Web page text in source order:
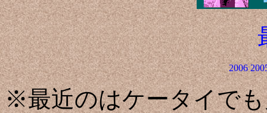
2006
※最近のはケータイで